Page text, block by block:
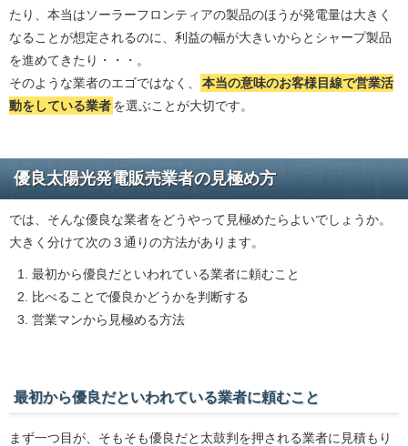
たり、本当はソーラーフロンティアの製品のほうが発電量は大きく
なることが想定されるのに、利益の幅が大きいからとシャープ製品
を進めてきたり・・・。
そのような業者のエゴではなく、
本当の意味のお客様目線で営業活
動をしている業者を選ぶことが大切です。
優良太陽光発電販売業者の見極め方
では、そんな優良な業者をどうやって見極めたらよいでしょうか。
大きく分けて次の３通りの方法があります。
最初から優良だといわれている業者に頼むこと
比べることで優良かどうかを判断する
営業マンから見極める方法
最初から優良だといわれている業者に頼むこと
まず一つ目が、そもそも優良だと太鼓判を押される業者に見積もり